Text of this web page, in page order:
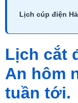
Lịch cúp điện
Lịch cắt
An hôm
tuần tới.